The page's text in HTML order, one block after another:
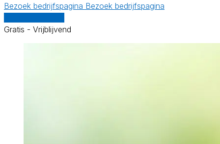
Bezoek bedrijfspagina Bezoek bedrijfspagina
Gratis - Vrijblijvend